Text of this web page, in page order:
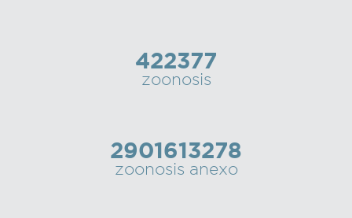
422377
zoonosis
2901613278
zoonosis anexo